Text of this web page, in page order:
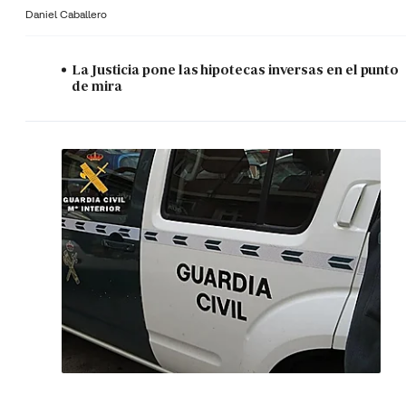
Daniel Caballero
La Justicia pone las hipotecas inversas en el punto
de mira